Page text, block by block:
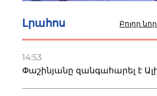
Լրահոս Բոլոր
14:53
Փաշինյանը զանգահարել է